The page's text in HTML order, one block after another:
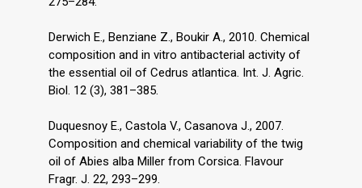
Derwich E., Benziane Z., Boukir A., 2010. Chemical
composition and in vitro antibacterial activity of
the essential oil of Cedrus atlantica. Int. J. Agric.
Biol. 12 (3), 381–385.
Duquesnoy E., Castola V., Casanova J., 2007.
Composition and chemical variability of the twig
oil of Abies alba Miller from Corsica. Flavour
Fragr. J. 22, 293–299.